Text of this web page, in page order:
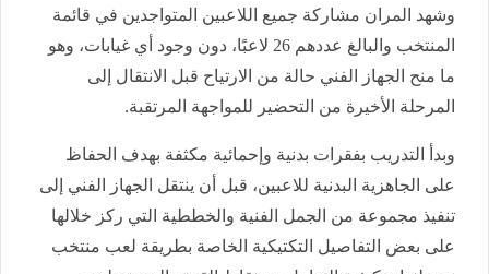
وشهد المران مشاركة جميع اللاعبين المتواجدين في قائمة
المنتخب والبالغ عددهم 26 لاعبًا، دون وجود أي غيابات، وهو
ما منح الجهاز الفني حالة من الارتياح قبل الانتقال إلى
المرحلة الأخيرة من التحضير للمواجهة المرتقبة.
وبدأ التدريب بفقرات بدنية وإحمائية مكثفة بهدف الحفاظ
على الجاهزية البدنية للاعبين، قبل أن ينتقل الجهاز الفني إلى
تنفيذ مجموعة من الجمل الفنية والخططية التي ركز خلالها
على بعض التفاصيل التكتيكية الخاصة بطريقة لعب منتخب